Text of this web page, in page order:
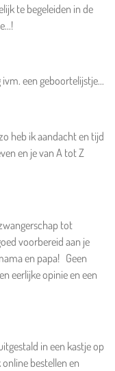
te begeleiden in de
een geboortelijstje...
heb ik aandacht en tijd
en je van A tot Z
tot
voorbereid aan je
en papa! Geen
eerlijke opinie en een
in een kastje op
bestellen en